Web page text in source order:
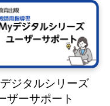
ジタルシリーズ
ザーサポート